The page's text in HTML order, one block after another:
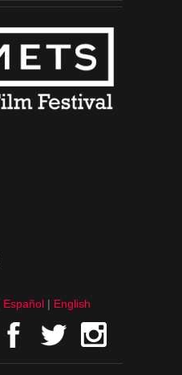
Español English